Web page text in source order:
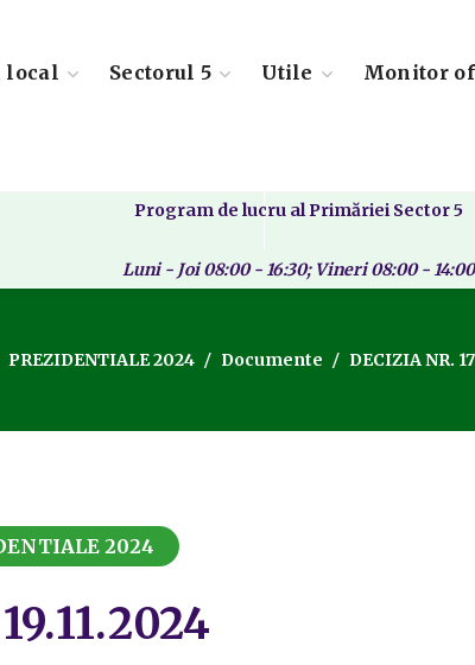
local Sectorul 5 Utile Monitor
Program de lucru al Primăriei Sector 5
Luni - Joi 08:00 - 16:30; Vineri 08:00 - 14:00
PREZIDENTIALE 2024 Documente DECIZIA NR.
2024